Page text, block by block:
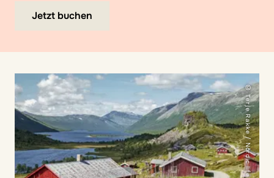
Jetzt buchen
© Terje Rakke / Nordic life